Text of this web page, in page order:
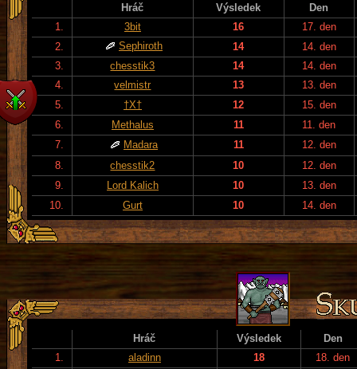
Hráč Výsledek
Den
1.
3bit 16
17. den
2.
Sephiroth 14
14. den
3.
chesstik3 14
14. den
4.
velmistr 13
13. den
5.
†X† 12
15. den
6.
Methalus 11
11. den
7.
Madara 11
12. den
8.
chesstik2 10
12. den
9.
Lord Kalich 10
13. den
10.
Gurt 10 14. den
Hráč Výsledek
Den
1.
aladinn 18
18. den